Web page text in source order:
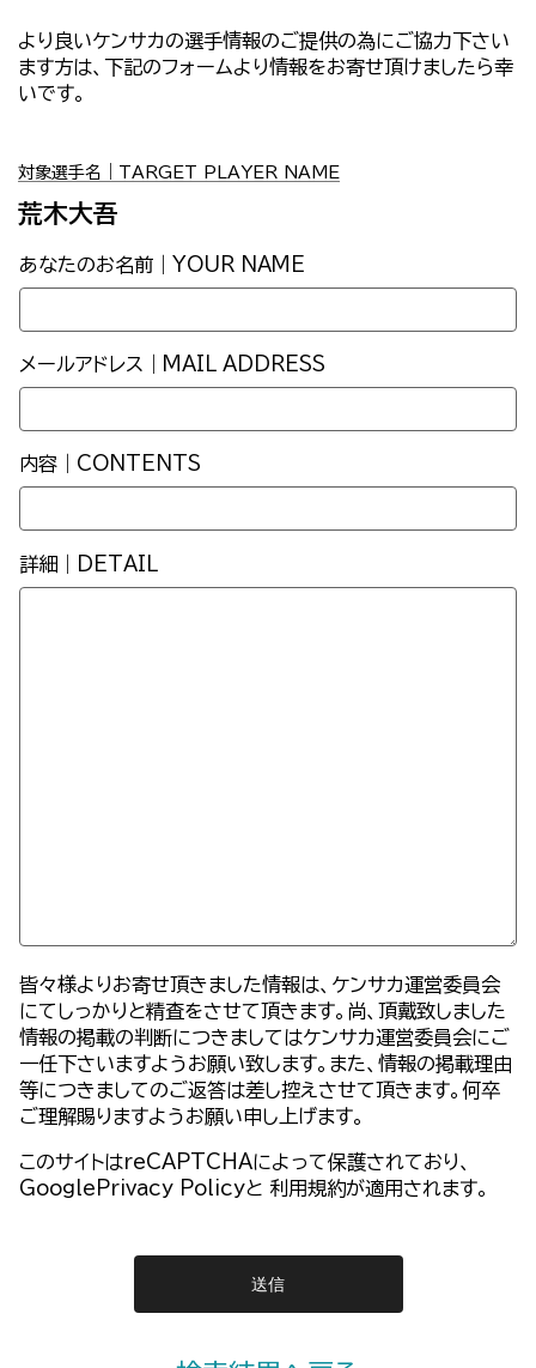
より良いケンサカの選手情報のご提供の為にご協力下さい
ます方は、下記のフォームより情報をお寄せ頂けましたら幸
いです。
対象選手名｜TARGET PLAYER NAME
荒木大吾
あなたのお名前｜YOUR NAME
メールアドレス｜MAIL ADDRESS
内容｜CONTENTS
詳細｜DETAIL
皆々様よりお寄せ頂きました情報は、ケンサカ運営委員会
にてしっかりと精査をさせて頂きます。尚、頂戴致しました
情報の掲載の判断につきましてはケンサカ運営委員会にご
一任下さいますようお願い致します。また、情報の掲載理由
等につきましてのご返答は差し控えさせて頂きます。何卒
ご理解賜りますようお願い申し上げます。
このサイトはreCAPTCHAによって保護されており、
GooglePrivacy Policyと 利用規約が適用されます。